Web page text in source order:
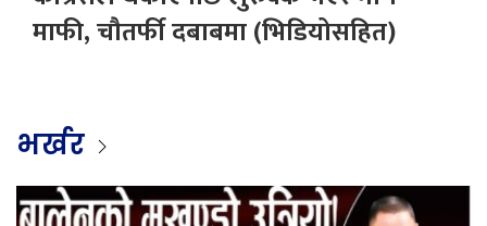
माफी, चौतर्फी दबाबमा (भिडियोसहित)
भर्खर